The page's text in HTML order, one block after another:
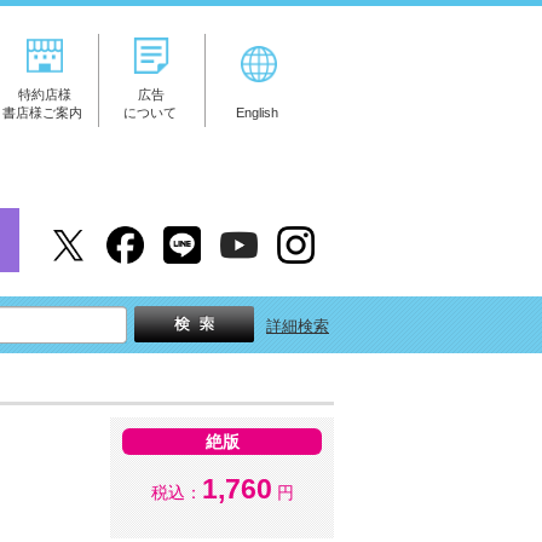
特約店様
書店様ご案内
広告
について
English
詳細検索
絶版
税込： 1,760 円